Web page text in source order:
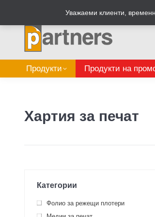
Табелен калкулатор
Продукти Продукти на
Хартия за печат
Категории
Фолио за режещи плотери
Уважаеми клиенти,